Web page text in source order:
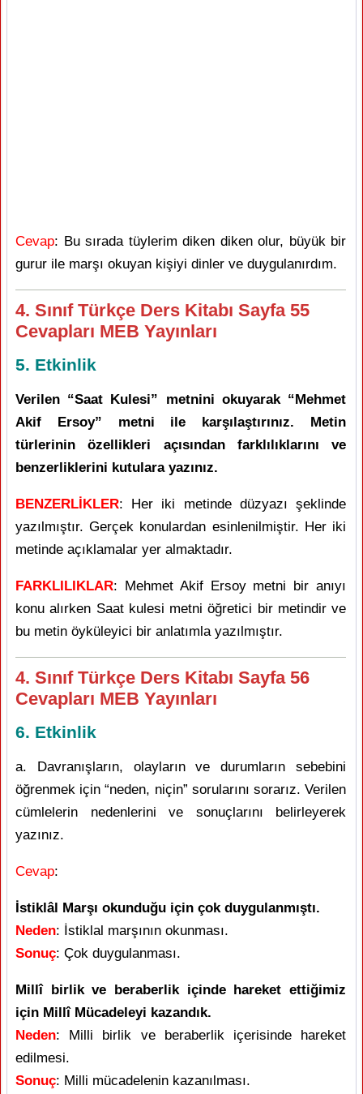
Cevap: Bu sırada tüylerim diken diken olur, büyük bir
gurur ile marşı okuyan kişiyi dinler ve duygulanırdım.
4. Sınıf Türkçe Ders Kitabı Sayfa 55
Cevapları MEB Yayınları
5. Etkinlik
Verilen “Saat Kulesi” metnini okuyarak “Mehmet
Akif Ersoy” metni ile karşılaştırınız. Metin
türlerinin özellikleri açısından farklılıklarını ve
benzerliklerini kutulara yazınız.
BENZERLİKLER: Her iki metinde düzyazı şeklinde
yazılmıştır. Gerçek konulardan esinlenilmiştir. Her iki
metinde açıklamalar yer almaktadır.
FARKLILIKLAR: Mehmet Akif Ersoy metni bir anıyı
konu alırken Saat kulesi metni öğretici bir metindir ve
bu metin öyküleyici bir anlatımla yazılmıştır.
4. Sınıf Türkçe Ders Kitabı Sayfa 56
Cevapları MEB Yayınları
6. Etkinlik
a. Davranışların, olayların ve durumların sebebini
öğrenmek için “neden, niçin” sorularını sorarız. Verilen
cümlelerin nedenlerini ve sonuçlarını belirleyerek
yazınız.
Cevap:
İstiklâl Marşı okunduğu için çok duygulanmıştı.
Neden: İstiklal marşının okunması.
Sonuç: Çok duygulanması.
Millî birlik ve beraberlik içinde hareket ettiğimiz
için Millî Mücadeleyi kazandık.
Neden: Milli birlik ve beraberlik içerisinde hareket
edilmesi.
Sonuç: Milli mücadelenin kazanılması.